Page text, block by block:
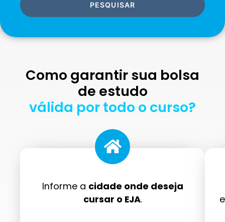
PESQUISAR
Como garantir sua bolsa
de estudo
válida por todo o curso?
Informe a cidade onde deseja
cursar o EJA.